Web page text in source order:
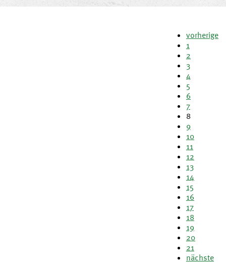
vorherige
1
2
3
4
5
6
7
8
9
10
11
12
13
14
15
16
17
18
19
20
21
nächste